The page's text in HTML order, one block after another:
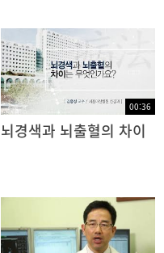
00:36
뇌경색과 뇌출혈의 차이